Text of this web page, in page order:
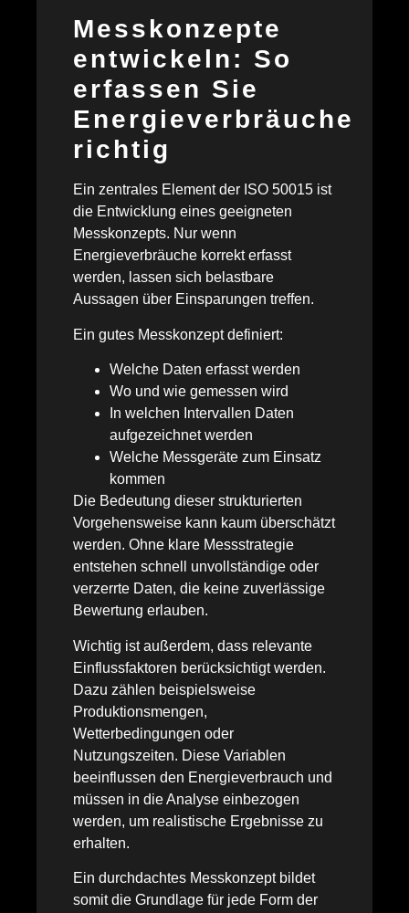
Messkonzepte
entwickeln: So
erfassen Sie
Energieverbräuche
richtig
Ein zentrales Element der ISO 50015 ist
die Entwicklung eines geeigneten
Messkonzepts. Nur wenn
Energieverbräuche korrekt erfasst
werden, lassen sich belastbare
Aussagen über Einsparungen treffen.
Ein gutes Messkonzept definiert:
Welche Daten erfasst werden
Wo und wie gemessen wird
In welchen Intervallen Daten
aufgezeichnet werden
Welche Messgeräte zum Einsatz
kommen
Die Bedeutung dieser strukturierten
Vorgehensweise kann kaum überschätzt
werden. Ohne klare Messstrategie
entstehen schnell unvollständige oder
verzerrte Daten, die keine zuverlässige
Bewertung erlauben.
Wichtig ist außerdem, dass relevante
Einflussfaktoren berücksichtigt werden.
Dazu zählen beispielsweise
Produktionsmengen,
Wetterbedingungen oder
Nutzungszeiten. Diese Variablen
beeinflussen den Energieverbrauch und
müssen in die Analyse einbezogen
werden, um realistische Ergebnisse zu
erhalten.
Ein durchdachtes Messkonzept bildet
somit die Grundlage für jede Form der